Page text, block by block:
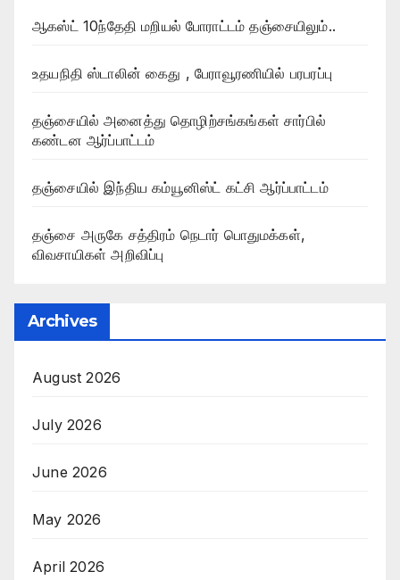
ஆகஸ்ட் 10ந்தேதி மறியல் போராட்டம் தஞ்சையிலும்..
உதயநிதி ஸ்டாலின் கைது , பேராவூரணியில் பரபரப்பு
தஞ்சையில் அனைத்து தொழிற்சங்கங்கள் சார்பில்
கண்டன ஆர்ப்பாட்டம்
தஞ்சையில் இந்திய கம்யூனிஸ்ட் கட்சி ஆர்ப்பாட்டம்
தஞ்சை அருகே சத்திரம் நெடார் பொதுமக்கள்,
விவசாயிகள் அறிவிப்பு
Archives
August 2026
July 2026
June 2026
May 2026
April 2026